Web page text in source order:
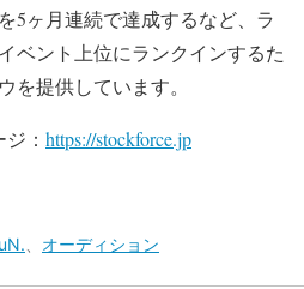
5ヶ月連続で達成するなど、ラ
ベント上位にランクインするた
を提供しています。
： https://stockforce.jp
uN. オーディション